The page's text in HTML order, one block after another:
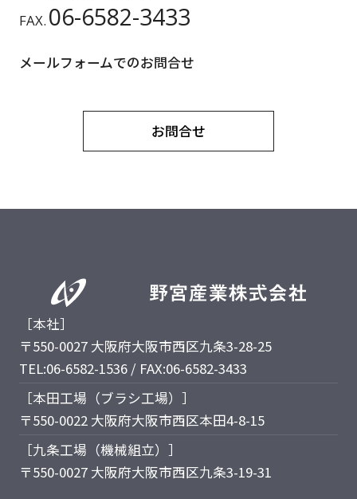
FAX. 06-6582-3433
メールフォームでのお問合せ
お問合せ
［本社］
〒550-0027 大阪府大阪市西区九条3-28-25
TEL:06-6582-1536 / FAX:06-6582-3433
［本田工場（ブラシ工場）］
〒550-0022 大阪府大阪市西区本田4-8-15
［九条工場（機械組立）］
〒550-0027 大阪府大阪市西区九条3-19-31